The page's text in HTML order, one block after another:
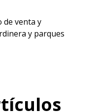
de venta y
y parques